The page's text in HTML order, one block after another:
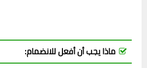
ماذا يجب أن أفعل للانضمام: